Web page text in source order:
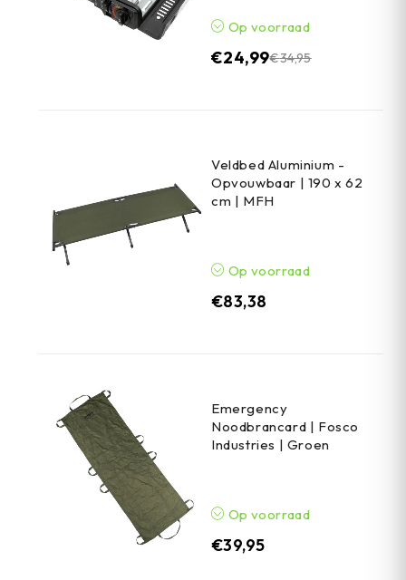
Op voorraad
€34,95
€24,99
Veldbed Aluminium -
Opvouwbaar | 190 x 62
cm | MFH
Op voorraad
€83,38
Emergency
Noodbrancard | Fosco
Industries | Groen
Op voorraad
€39,95